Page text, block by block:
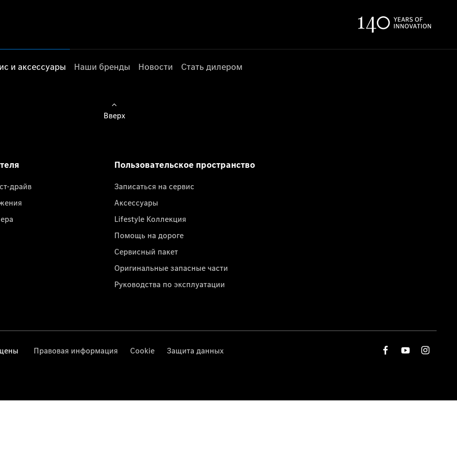
и аксессуары Наши бренды Новости Стать дилером
Вверх
драйв
Пользовательское пространство
Записаться на сервис
Аксессуары
Lifestyle Коллекция
Помощь на дороге
Сервисный пакет
Оригинальные запасные части
Руководства по эксплуатации
Правовая информация Cookie Защита данных